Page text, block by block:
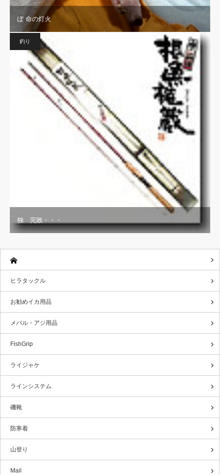
ぼ 命の灯火
釣り
独 完敗・・・
ヒラタックル
お勧めイカ用品
メバル・アジ用品
FishGrip
ライジャケ
ラインシステム
磯靴
防寒着
山登り
Mail